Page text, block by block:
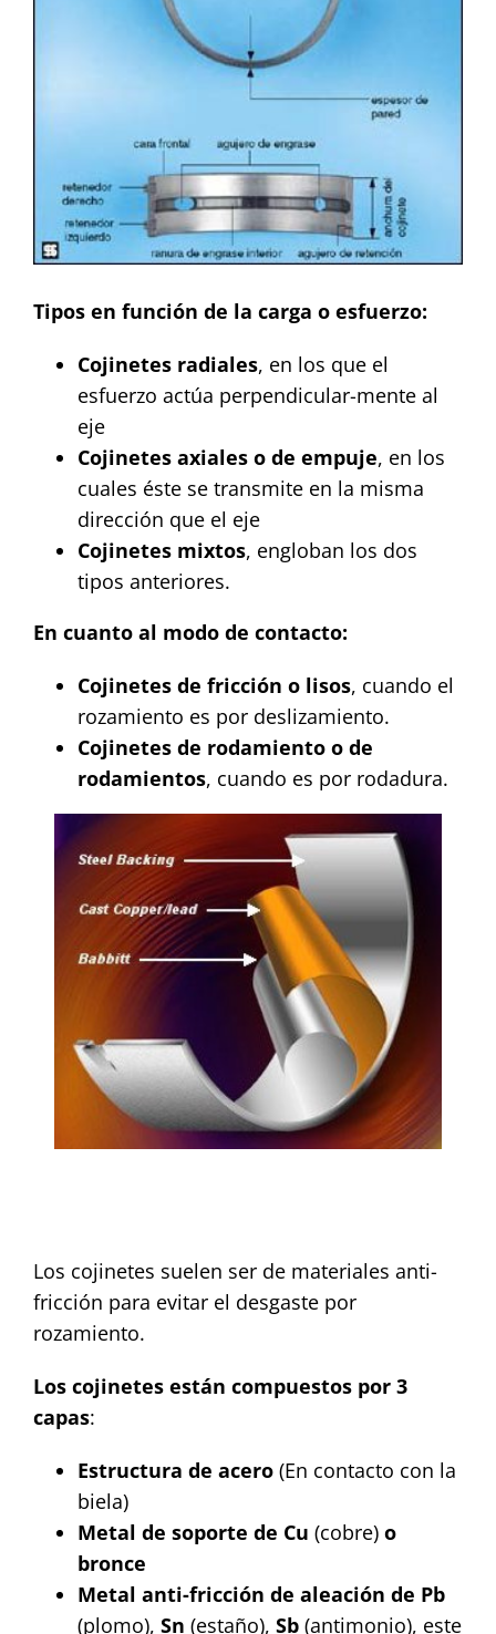
Tipos en función de la carga o esfuerzo:
Cojinetes radiales, en los que el
esfuerzo actúa perpendicular-mente al
eje
Cojinetes axiales o de empuje, en los
cuales éste se transmite en la misma
dirección que el eje
Cojinetes mixtos, engloban los dos
tipos anteriores.
En cuanto al modo de contacto:
Cojinetes de fricción o lisos, cuando el
rozamiento es por deslizamiento.
Cojinetes de rodamiento o de
rodamientos, cuando es por rodadura.
Los cojinetes suelen ser de materiales anti-
fricción para evitar el desgaste por
rozamiento.
Los cojinetes están compuestos por 3
capas:
Estructura de acero (En contacto con la
biela)
Metal de soporte de Cu (cobre) o
bronce
Metal anti-fricción de aleación de Pb
(plomo), Sn (estaño), Sb (antimonio), este